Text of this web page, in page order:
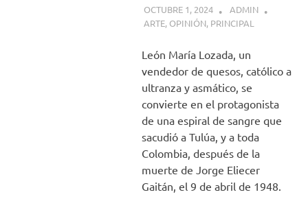
OCTUBRE 1, 2024
ADMIN
ARTE, OPINIÓN, PRINCIPAL
León María Lozada, un
vendedor de quesos, católico a
ultranza y asmático, se
convierte en el protagonista
de una espiral de sangre que
sacudió a Tulúa, y a toda
Colombia, después de la
muerte de Jorge Eliecer
Gaitán, el 9 de abril de 1948.